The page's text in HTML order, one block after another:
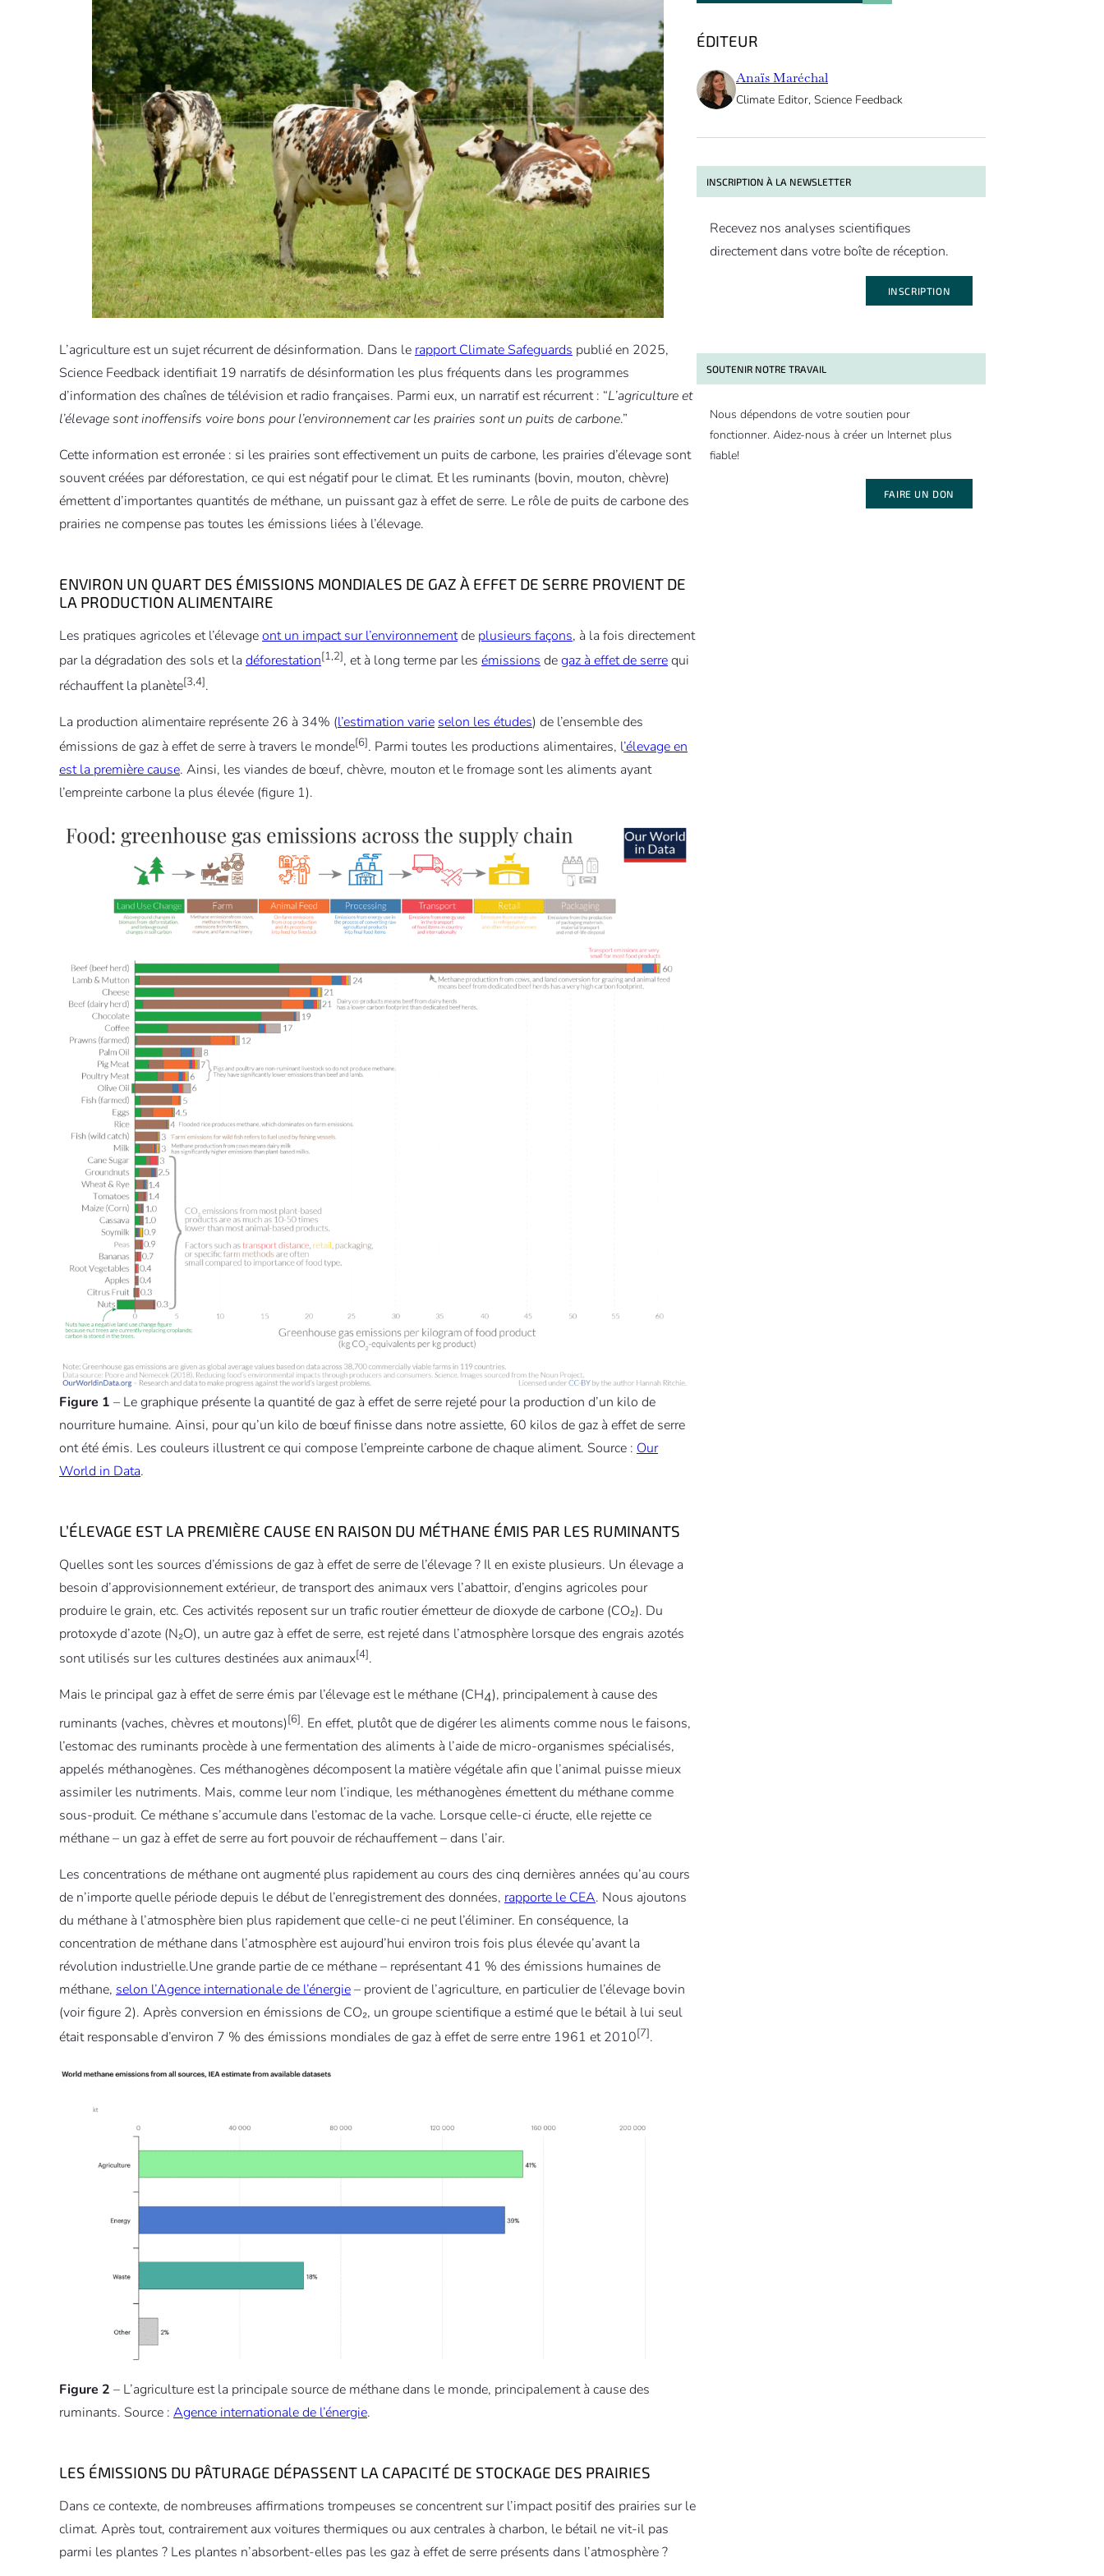
L’agriculture est un sujet récurrent de désinformation. Dans le rapport Climate Safeguards publié en 2025,
Science Feedback identifiait 19 narratifs de désinformation les plus fréquents dans les programmes
d’information des chaînes de télévision et radio françaises. Parmi eux, un narratif est récurrent : “L’agriculture et
l’élevage sont inoffensifs voire bons pour l’environnement car les prairies sont un puits de carbone.”
Cette information est erronée : si les prairies sont effectivement un puits de carbone, les prairies d’élevage sont
souvent créées par déforestation, ce qui est négatif pour le climat. Et les ruminants (bovin, mouton, chèvre)
émettent d’importantes quantités de méthane, un puissant gaz à effet de serre. Le rôle de puits de carbone des
prairies ne compense pas toutes les émissions liées à l’élevage.
ENVIRON UN QUART DES ÉMISSIONS MONDIALES DE GAZ À EFFET DE SERRE PROVIENT DE
LA PRODUCTION ALIMENTAIRE
Les pratiques agricoles et l’élevageont un impact sur l’environnementde plusieurs façons, à la fois directement
par la dégradation des sols et la déforestation[1,2], et à long terme par les émissionsdegaz à effet de serrequi
réchauffent la planète[3,4].
La production alimentaire représente 26 à 34% (l’estimation varie selon les études) de l’ensemble des
émissions de gaz à effet de serre à travers le monde[6]. Parmi toutes les productions alimentaires, l’élevage en
est la première cause. Ainsi, les viandes de bœuf, chèvre, mouton et le fromage sont les aliments ayant
l’empreinte carbone la plus élevée (figure 1).
Figure 1 – Le graphique présente la quantité de gaz à effet de serre rejeté pour la production d’un kilo de
nourriture humaine. Ainsi, pour qu’un kilo de bœuf finisse dans notre assiette, 60 kilos de gaz à effet de serre
ont été émis. Les couleurs illustrent ce qui compose l’empreinte carbone de chaque aliment. Source : Our
World in Data.
L’ÉLEVAGE EST LA PREMIÈRE CAUSE EN RAISON DU MÉTHANE ÉMIS PAR LES RUMINANTS
Quelles sont les sources d’émissions de gaz à effet de serre de l’élevage ? Il en existe plusieurs. Un élevage a
besoin d’approvisionnement extérieur, de transport des animaux vers l’abattoir, d’engins agricoles pour
produire le grain, etc. Ces activités reposent sur un trafic routier émetteur de dioxyde de carbone (CO₂). Du
protoxyde d’azote (N₂O), un autre gaz à effet de serre, est rejeté dans l’atmosphère lorsque des engrais azotés
sont utilisés sur les cultures destinées aux animaux[4].
Mais le principal gaz à effet de serre émis par l’élevage est le méthane (CH4), principalement à cause des
ruminants (vaches, chèvres et moutons)[6]. En effet, plutôt que de digérer les aliments comme nous le faisons,
l’estomac des ruminants procède à une fermentation des aliments à l’aide de micro-organismes spécialisés,
appelés méthanogènes. Ces méthanogènes décomposent la matière végétale afin que l’animal puisse mieux
assimiler les nutriments. Mais, comme leur nom l’indique, les méthanogènes émettent du méthane comme
sous-produit. Ce méthane s’accumule dans l’estomac de la vache. Lorsque celle-ci éructe, elle rejette ce
méthane – un gaz à effet de serre au fort pouvoir de réchauffement – dans l’air.
Les concentrations de méthane ont augmenté plus rapidement au cours des cinq dernières années qu’au cours
de n’importe quelle période depuis le début de l’enregistrement des données, rapporte le CEA. Nous ajoutons
du méthane à l’atmosphère bien plus rapidement que celle-ci ne peut l’éliminer. En conséquence, la
concentration de méthane dans l’atmosphère est aujourd’hui environ trois fois plus élevée qu’avant la
révolution industrielle.Une grande partie de ce méthane – représentant 41 % des émissions humaines de
méthane, selon l’Agence internationale de l’énergie– provient de l’agriculture, en particulier de l’élevage bovin
(voir figure 2). Après conversion en émissions de CO₂, un groupe scientifique a estimé que le bétail à lui seul
était responsable d’environ 7 % des émissions mondiales de gaz à effet de serre entre 1961 et 2010[7].
Figure 2 – L’agriculture est la principale source de méthane dans le monde, principalement à cause des
ruminants. Source : Agence internationale de l’énergie.
LES ÉMISSIONS DU PÂTURAGE DÉPASSENT LA CAPACITÉ DE STOCKAGE DES PRAIRIES
Dans ce contexte, de nombreuses affirmations trompeuses se concentrent sur l’impact positif des prairies sur le
climat. Après tout, contrairement aux voitures thermiques ou aux centrales à charbon, le bétail ne vit-il pas
parmi les plantes ? Les plantes n’absorbent-elles pas les gaz à effet de serre présents dans l’atmosphère ?
ÉDITEUR
Anaïs Maréchal
Climate Editor, Science Feedback
INSCRIPTION À LA NEWSLETTER
Recevez nos analyses scientifiques
directement dans votre boîte de réception.
INSCRIPTION
SOUTENIR NOTRE TRAVAIL
Nous dépendons de votre soutien pour
fonctionner. Aidez-nous à créer un Internet plus
fiable!
FAIRE UN DON